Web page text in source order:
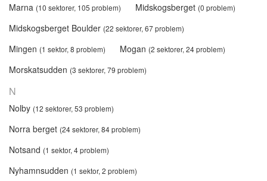
Marna (10 sektorer, 105 problem) Midskogsberget (0 problem)
Midskogsberget Boulder (22 sektorer, 67 problem)
Mingen (1 sektor, 8 problem) Mogan (2 sektorer, 24 problem)
Morskatsudden (3 sektorer, 79 problem)
N
Nolby (12 sektorer, 53 problem)
Norra berget (24 sektorer, 84 problem)
Notsand (1 sektor, 4 problem)
Nyhamnsudden (1 sektor, 2 problem)